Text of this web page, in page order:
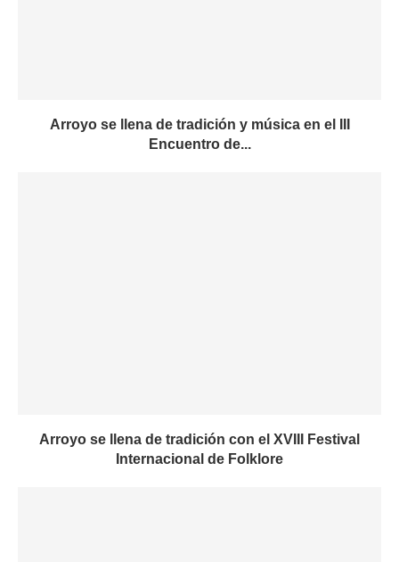
Arroyo se llena de tradición y música en el III
Encuentro de...
Arroyo se llena de tradición con el XVIII Festival
Internacional de Folklore